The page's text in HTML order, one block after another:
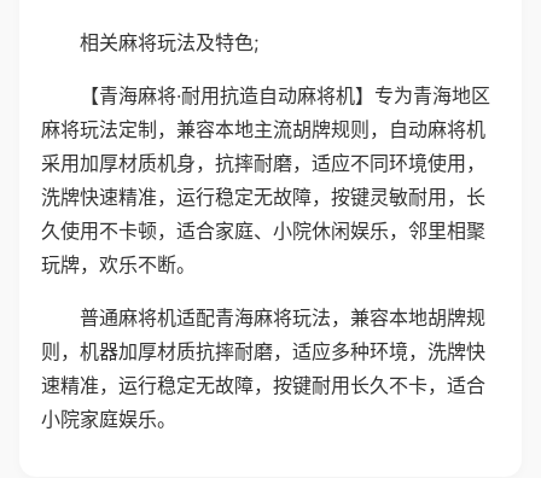
相关麻将玩法及特色;
【青海麻将·耐用抗造自动麻将机】专为青海地区
麻将玩法定制，兼容本地主流胡牌规则，自动麻将机
采用加厚材质机身，抗摔耐磨，适应不同环境使用，
洗牌快速精准，运行稳定无故障，按键灵敏耐用，长
久使用不卡顿，适合家庭、小院休闲娱乐，邻里相聚
玩牌，欢乐不断。
普通麻将机适配青海麻将玩法，兼容本地胡牌规
则，机器加厚材质抗摔耐磨，适应多种环境，洗牌快
速精准，运行稳定无故障，按键耐用长久不卡，适合
小院家庭娱乐。